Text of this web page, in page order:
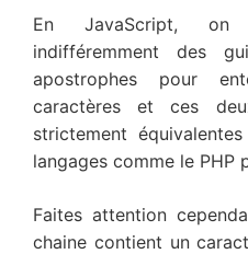
En JavaScript,
indifféremment des
apostrophes pour
caractères et ces
strictement
langages comme le PHP
Faites attention
chaine contient un